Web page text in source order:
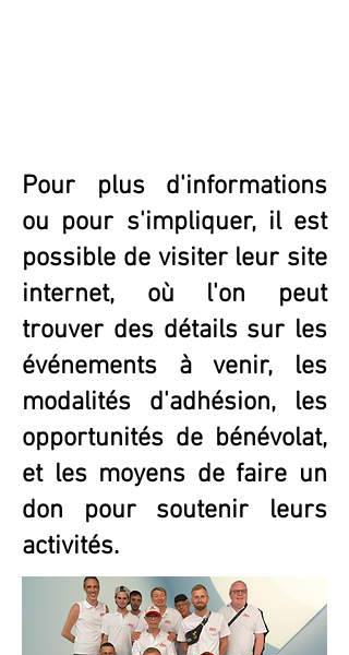
Pour plus d'informations
ou pour s'impliquer, il est
possible de visiter leur site
internet, où l'on peut
trouver des détails sur les
événements à venir, les
modalités d'adhésion, les
opportunités de bénévolat,
et les moyens de faire un
don pour soutenir leurs
activités.